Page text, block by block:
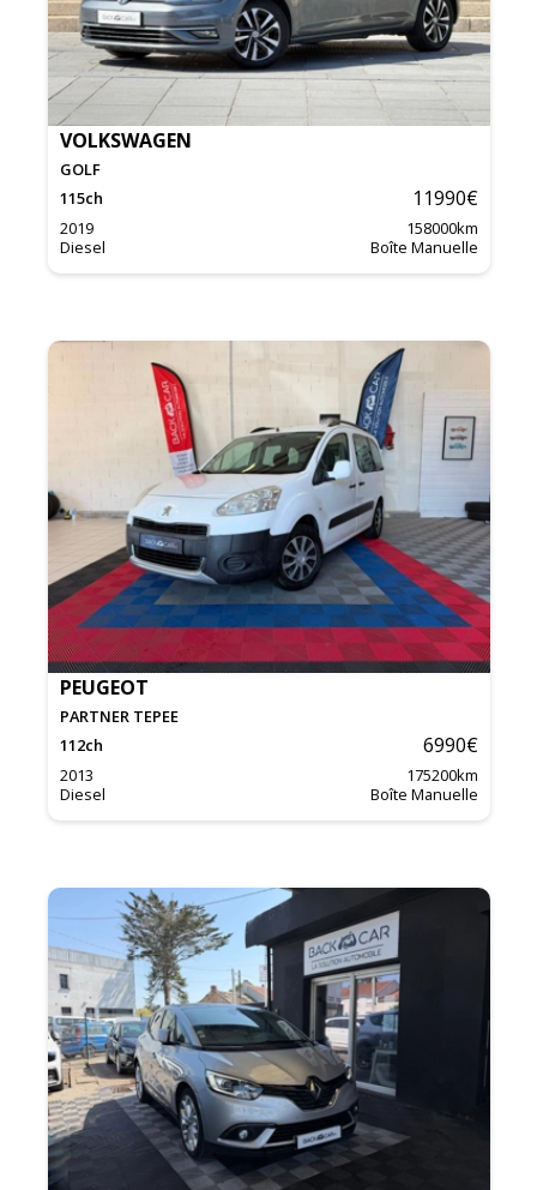
VOLKSWAGEN
GOLF
115ch 11990€
2019 158000km
Diesel
Boîte Manuelle
PEUGEOT
PARTNER TEPEE
112ch 6990€
2013 175200km
Diesel
Boîte Manuelle